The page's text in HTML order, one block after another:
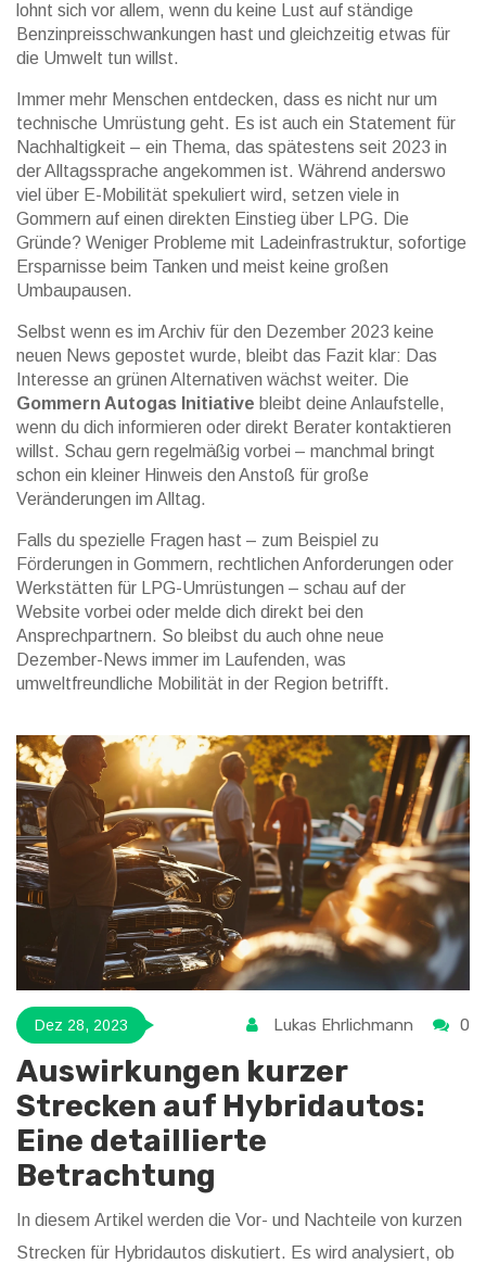
lohnt sich vor allem, wenn du keine Lust auf ständige
Benzinpreisschwankungen hast und gleichzeitig etwas für
die Umwelt tun willst.
Immer mehr Menschen entdecken, dass es nicht nur um
technische Umrüstung geht. Es ist auch ein Statement für
Nachhaltigkeit – ein Thema, das spätestens seit 2023 in
der Alltagssprache angekommen ist. Während anderswo
viel über E-Mobilität spekuliert wird, setzen viele in
Gommern auf einen direkten Einstieg über LPG. Die
Gründe? Weniger Probleme mit Ladeinfrastruktur, sofortige
Ersparnisse beim Tanken und meist keine großen
Umbaupausen.
Selbst wenn es im Archiv für den Dezember 2023 keine
neuen News gepostet wurde, bleibt das Fazit klar: Das
Interesse an grünen Alternativen wächst weiter. Die
Gommern Autogas Initiative bleibt deine Anlaufstelle,
wenn du dich informieren oder direkt Berater kontaktieren
willst. Schau gern regelmäßig vorbei – manchmal bringt
schon ein kleiner Hinweis den Anstoß für große
Veränderungen im Alltag.
Falls du spezielle Fragen hast – zum Beispiel zu
Förderungen in Gommern, rechtlichen Anforderungen oder
Werkstätten für LPG-Umrüstungen – schau auf der
Website vorbei oder melde dich direkt bei den
Ansprechpartnern. So bleibst du auch ohne neue
Dezember-News immer im Laufenden, was
umweltfreundliche Mobilität in der Region betrifft.
Dez 28, 2023 Lukas Ehrlichmann 0
Auswirkungen kurzer
Strecken auf Hybridautos:
Eine detaillierte
Betrachtung
In diesem Artikel werden die Vor- und Nachteile von kurzen
Strecken für Hybridautos diskutiert. Es wird analysiert, ob